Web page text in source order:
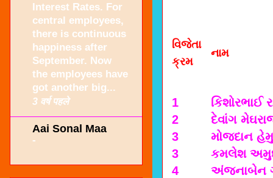
વિજેતા
ક્રમ
નામ
1
કિશોરભાઈ
2
દેવાંગ
3
મોજદાન
3
કમલેશ
4
અંજનાબેન
Interest Rates. For
central employees,
there is continuous
happiness after
September. Now
the employees have
got another big...
3 वर्ष पहले
Aai Sonal Maa
-